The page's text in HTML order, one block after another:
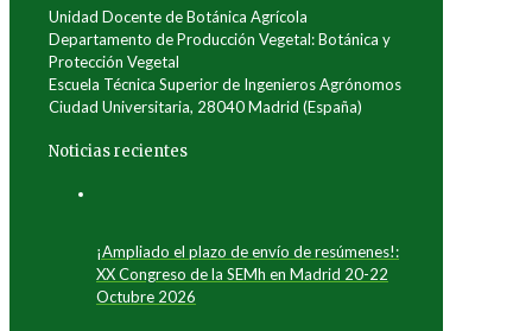
Unidad Docente de Botánica Agrícola
Departamento de Producción Vegetal: Botánica y
Protección Vegetal
Escuela Técnica Superior de Ingenieros Agrónomos
Ciudad Universitaria, 28040 Madrid (España)
Noticias recientes
¡Ampliado el plazo de envío de resúmenes!:
XX Congreso de la SEMh en Madrid 20-22
Octubre 2026